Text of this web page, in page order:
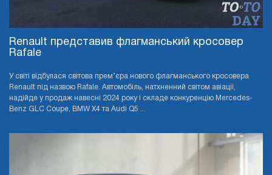
Renault представив флагманський кросовер
Rafale
У світі відбулася світова прем’єра нового флагманського кросовера
Renault під назвою Rafale. Автомобіль, натхненний світом авіації,
надійде у продаж навесні 2024 року і складе конкуренцію Mercedes-
Benz GLC Coupe, BMW X4 та Audi Q5 ...